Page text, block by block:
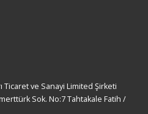
ve Sanayi Limited Şirketi
Sok. No:7 Tahtakale Fatih /